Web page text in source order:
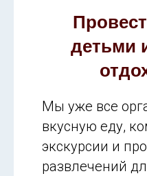
детьми
Мы уже все
вкусную еду,
экскурсии и
развлечений